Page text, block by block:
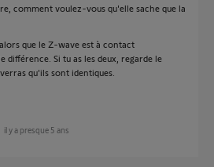
comment voulez-vous qu'elle sache que la
que le Z-wave est à contact
différence. Si tu as les deux, regarde le
qu'ils sont identiques.
il y a presque 5 ans